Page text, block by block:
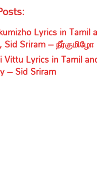
Lyrics in Tamil
Sid Sriram – நீர்குமிழோ
Vittu Lyrics in Tamil
– Sid Sriram